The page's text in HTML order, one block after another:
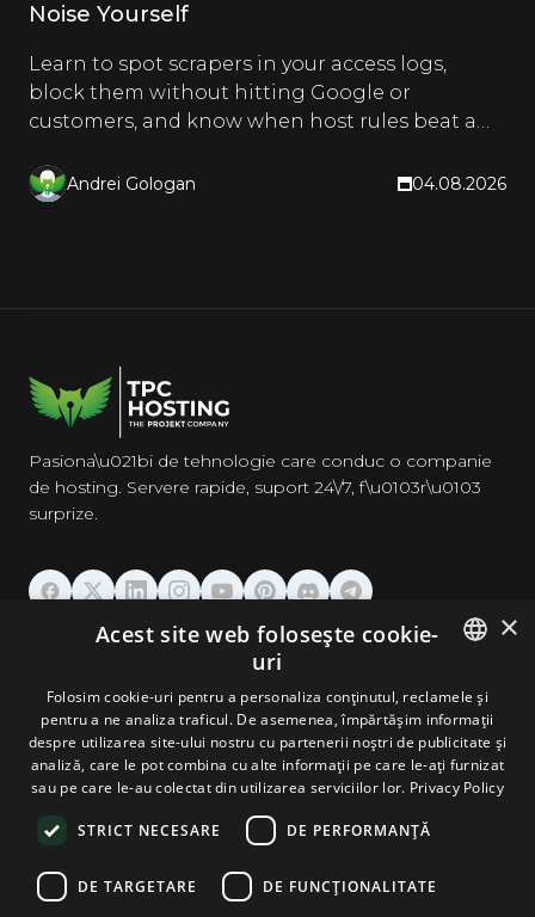
Noise Yourself
Learn to spot scrapers in your access logs,
block them without hitting Google or
customers, and know when host rules beat a
Andrei Gologan 04.08.2026
Pasiona\u021bi de tehnologie care conduc o companie
de hosting. Servere rapide, suport 24\/7, f\u0103r\u0103
surprize.
GĂZDUIRE
DOMENII & EMAIL
UNELTE & SECURITATE
COMPANIE
ENGLISH
GERMAN
ROMANIAN
×
Acest site web folosește cookie-
uri
Folosim cookie-uri pentru a personaliza conținutul, reclamele și
pentru a ne analiza traficul. De asemenea, împărtășim informații
despre utilizarea site-ului nostru cu partenerii noștri de publicitate și
analiză, care le pot combina cu alte informații pe care le-ați furnizat
sau pe care le-au colectat din utilizarea serviciilor lor. Privacy Policy
STRICT NECESARE DE PERFORMANȚĂ
DE TARGETARE DE FUNCŢIONALITATE